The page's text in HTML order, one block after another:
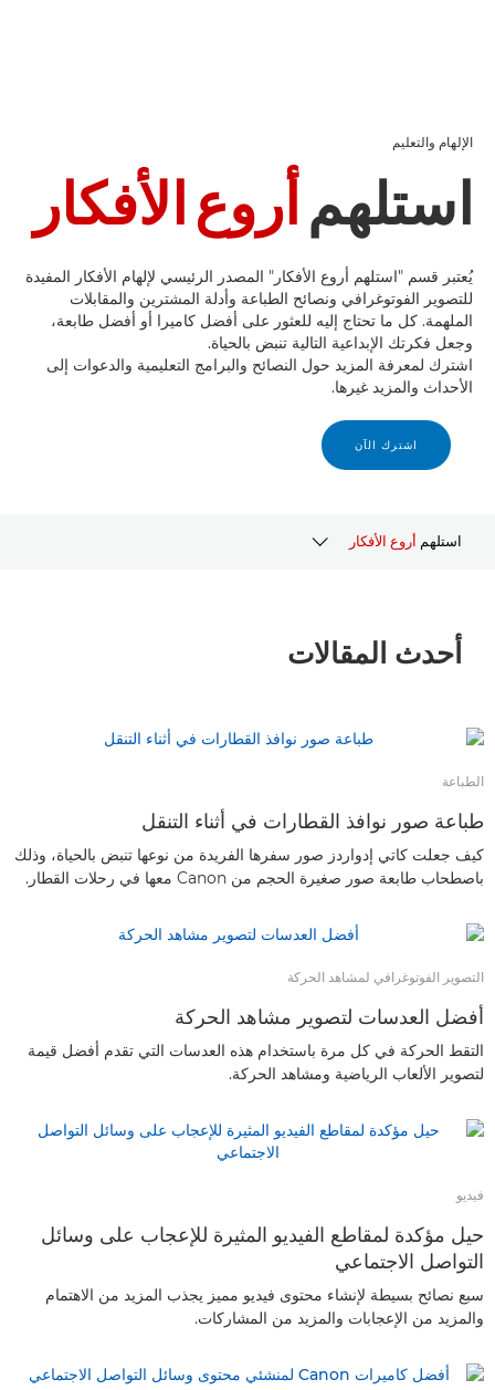
الإلهام والتعليم
استلهم أروع الأفكار
يُعتبر قسم "استلهم أروع الأفكار" المصدر الرئيسي لإلهام الأفكار المفيدة
للتصوير الفوتوغرافي ونصائح الطباعة وأدلة المشترين والمقابلات
الملهمة. كل ما تحتاج إليه للعثور على أفضل كاميرا أو أفضل طابعة،
وجعل فكرتك الإبداعية التالية تنبض بالحياة.
اشترك لمعرفة المزيد حول النصائح والبرامج التعليمية والدعوات إلى
الأحداث والمزيد غيرها.
اشترك الآن
استلهم أروع الأفكار
القصص
أحدث المقالات
الطباعة
طباعة صور نوافذ القطارات في أثناء التنقل
كيف جعلت كاتي إدواردز صور سفرها الفريدة من نوعها تنبض بالحياة، وذلك
باصطحاب طابعة صور صغيرة الحجم من Canon معها في رحلات القطار.
التصوير الفوتوغرافي لمشاهد الحركة
أفضل العدسات لتصوير مشاهد الحركة
التقط الحركة في كل مرة باستخدام هذه العدسات التي تقدم أفضل قيمة
لتصوير الألعاب الرياضية ومشاهد الحركة.
فيديو
حيل مؤكدة لمقاطع الفيديو المثيرة للإعجاب على وسائل
التواصل الاجتماعي
سبع نصائح بسيطة لإنشاء محتوى فيديو مميز يجذب المزيد من الاهتمام
والمزيد من الإعجابات والمزيد من المشاركات.